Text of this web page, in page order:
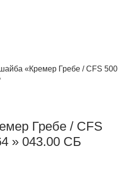
«Кремер Гребе / CFS 500
Гребе / CFS
» 043.00 СБ